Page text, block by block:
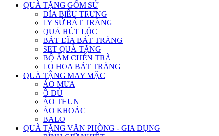
QUÀ TẶNG GỐM SỨ
ĐĨA BIỂU TRƯNG
LY SỨ BÁT TRÀNG
QUẢ HÚT LỘC
BÁT ĐĨA BÁT TRÀNG
SET QUÀ TẶNG
BỘ ẤM CHÉN TRÀ
LỌ HOA BÁT TRÀNG
QUÀ TẶNG MAY MẶC
ÁO MƯA
Ô DÙ
ÁO THUN
ÁO KHOÁC
BALO
QUÀ TẶNG VĂN PHÒNG - GIA DỤNG